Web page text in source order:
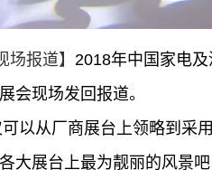
场报道】 2018年中国家电
会现场发回报道。
以从厂商展台上领略到采
大展台上最为靓丽的风景吧